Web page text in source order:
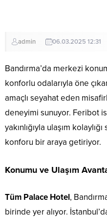
admin 06.03.2025 12:31
Bandırma’da merkezi
konforlu odalarıyla öne
amaçlı seyahat eden
deneyimi sunuyor. Feribot
yakınlığıyla ulaşım
konforu bir araya getiriyor.
Konumu ve Ulaşım
Tüm Palace Hotel,
birinde yer alıyor.